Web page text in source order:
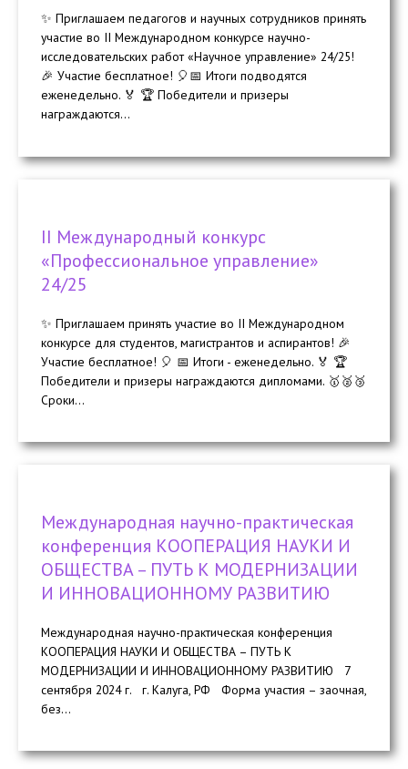
✨ Приглашаем педагогов и научных сотрудников принять
участие во II Международном конкурсе научно-
исследовательских работ «Научное управление» 24/25!
🎉 Участие бесплатное! 🎈📅 Итоги подводятся
еженедельно. 🏅 🏆 Победители и призеры
награждаются...
II Международный конкурс
«Профессиональное управление»
24/25
✨ Приглашаем принять участие во II Международном
конкурсе для студентов, магистрантов и аспирантов! 🎉
Участие бесплатное! 🎈 📅 Итоги - еженедельно. 🏅 🏆
Победители и призеры награждаются дипломами. 🥇🥈🥉
Сроки...
Международная научно-практическая
конференция КООПЕРАЦИЯ НАУКИ И
ОБЩЕСТВА – ПУТЬ К МОДЕРНИЗАЦИИ
И ИННОВАЦИОННОМУ РАЗВИТИЮ
Международная научно-практическая конференция
КООПЕРАЦИЯ НАУКИ И ОБЩЕСТВА – ПУТЬ К
МОДЕРНИЗАЦИИ И ИННОВАЦИОННОМУ РАЗВИТИЮ 7
сентября 2024 г. г. Калуга, РФ Форма участия – заочная,
без...